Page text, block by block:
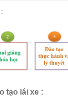
:
tạo lái xe :